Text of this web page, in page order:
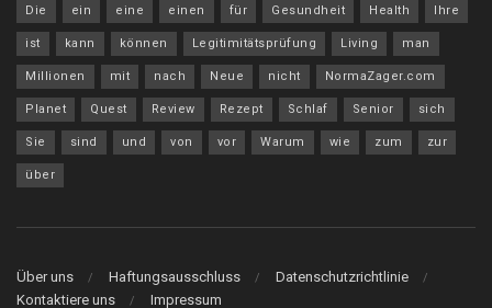
Die ein eine einen für Gesundheit Health Ihre
ist kann können Legitimitätsprüfung Living man
Millionen mit nach Neue nicht NormaZager.com
Planet Quest Review Rezept Schlaf Senior sich
Sie sind und von vor Warum wie zum zur
über
Über uns Haftungsausschluss
Datenschutzrichtlinie
Kontaktiere uns
Impressum